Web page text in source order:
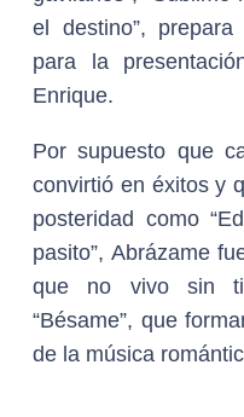
el destino”,
para la
Enrique.
Por supuesto que
convirtió en éxitos y
posteridad como
pasito”, Abrázame
que no vivo sin
“Bésame”, que
de la música